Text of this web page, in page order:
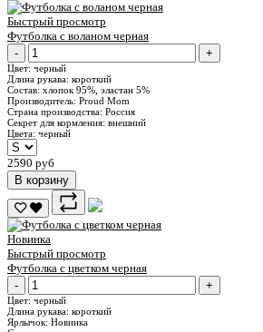
Быстрый просмотр
Футболка с воланом черная
-
+
Цвет: черный
Длина рукава: короткий
Состав: хлопок 95%, эластан 5%
Производитель: Proud Mom
Страна производства: Россия
Секрет для кормления: внешний
Цвета: черный
2590 руб
В корзину
Новинка
Быстрый просмотр
Футболка с цветком черная
-
+
Цвет: черный
Длина рукава: короткий
Ярлычок: Новинка